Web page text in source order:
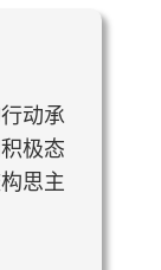
动承
极态
思主